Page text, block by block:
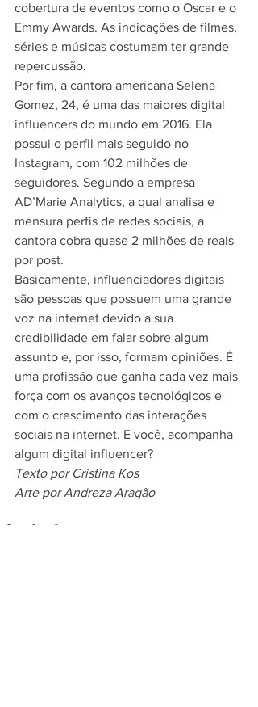
cobertura de eventos como o Oscar e o
Emmy Awards. As indicações de filmes,
séries e músicas costumam ter grande
repercussão.
Por fim, a cantora americana Selena
Gomez, 24, é uma das maiores digital
influencers do mundo em 2016. Ela
possui o perfil mais seguido no
Instagram, com 102 milhões de
seguidores. Segundo a empresa
AD’Marie Analytics, a qual analisa e
mensura perfis de redes sociais, a
cantora cobra quase 2 milhões de reais
por post.
Basicamente, influenciadores digitais
são pessoas que possuem uma grande
voz na internet devido a sua
credibilidade em falar sobre algum
assunto e, por isso, formam opiniões. É
uma profissão que ganha cada vez mais
força com os avanços tecnológicos e
com o crescimento das interações
sociais na internet. E você, acompanha
algum digital influencer?
Texto por Cristina Kos
Arte por Andreza Aragão